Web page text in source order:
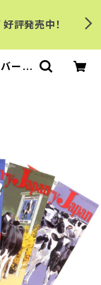
評発売中！
ー |